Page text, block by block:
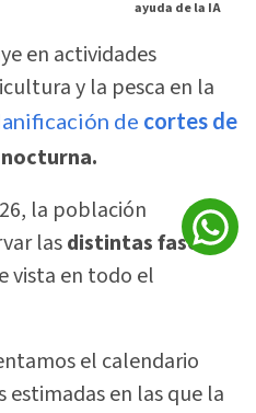
ayuda de la IA
en actividades
y la pesca en la
de cortes de
la población
lasdistintas fases
vista en todo el
el calendario
en las que la